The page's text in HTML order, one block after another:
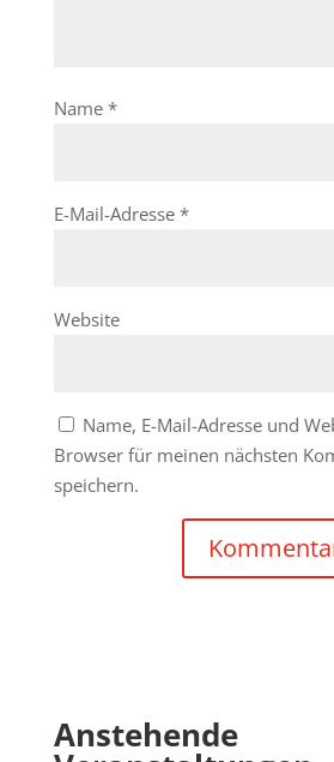
Name *
E-Mail-Adresse *
Website
Name, E-Mail-Adresse und
Browser für meinen nächsten
speichern.
Anstehende